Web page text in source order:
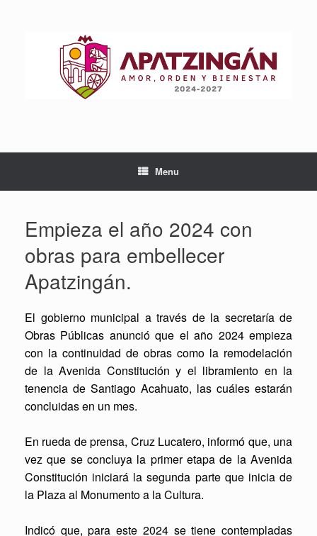
Menu
Empieza el año 2024 con
obras para embellecer
Apatzingán.
El gobierno municipal a través de la secretaría de
Obras Públicas anunció que el año 2024 empieza
con la continuidad de obras como la remodelación
de la Avenida Constitución y el libramiento en la
tenencia de Santiago Acahuato, las cuáles estarán
concluidas en un mes.
En rueda de prensa, Cruz Lucatero, informó que, una
vez que se concluya la primer etapa de la Avenida
Constitución iniciará la segunda parte que inicia de
la Plaza al Monumento a la Cultura.
Indicó que, para este 2024 se tiene contempladas